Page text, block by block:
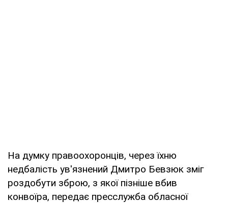
На думку правоохоронців, через їхню
недбалість ув'язнений Дмитро Бевзюк зміг
роздобути зброю, з якої пізніше вбив
конвоїра, передає пресслужба обласної